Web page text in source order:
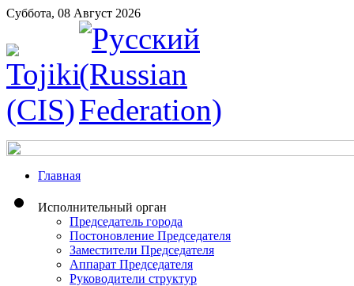
Суббота, 08 Август 2026
Главная
Исполнительный орган
Председатель города
Постоновление Председателя
Заместители Председателя
Аппарат Председателя
Руководители структур